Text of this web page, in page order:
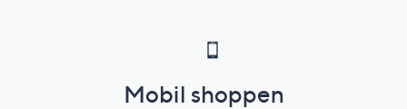
Mobil shoppen